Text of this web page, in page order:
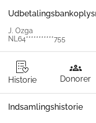
J. Ozga
NL64***********755
Historie
groups
Donorer
Indsamlingshistorie